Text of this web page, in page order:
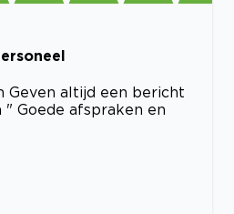
Geven altijd een bericht
Goede afspraken en